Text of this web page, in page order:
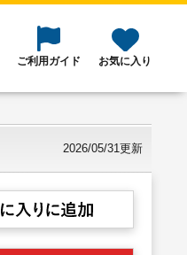
ご利用ガイド お気に入り
2026/05/31更新